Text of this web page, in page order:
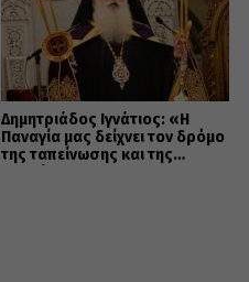
Δημητριάδος Ιγνάτιος: «Η
Παναγία μας δείχνει τον δρόμο
της ταπείνωσης και της